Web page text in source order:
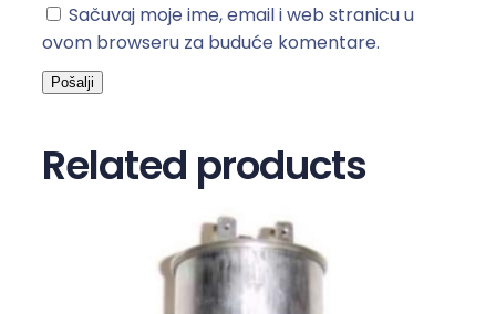
i
č
a
Sačuvaj moje ime, email i web stranicu u
ovom browseru za buduće komentare.
Related products